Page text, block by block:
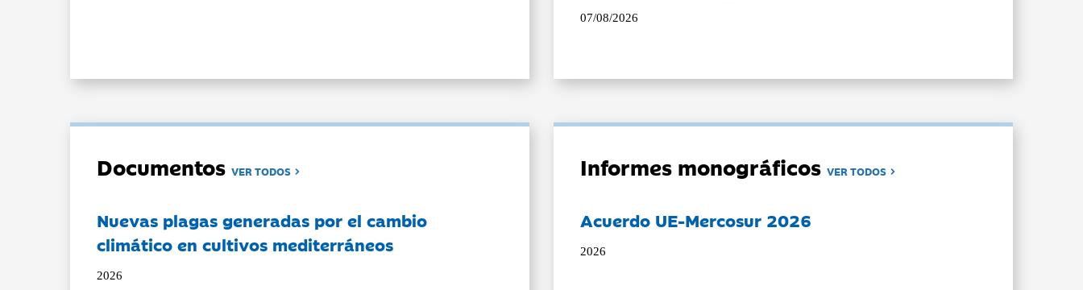
07/08/2026
DocumentosVER TODOS
Nuevas plagas generadas por el cambio
climático en cultivos mediterráneos
2026
Informes monográficosVER TODOS
Acuerdo UE-Mercosur 2026
2026